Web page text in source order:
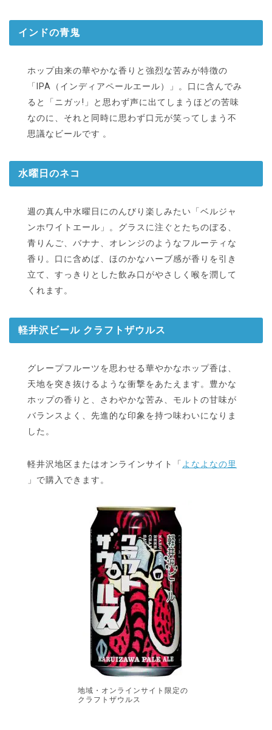
インドの青鬼
ホップ由来の華やかな香りと強烈な苦みが特徴の
「IPA（インディアペールエール）」。口に含んでみ
ると「ニガッ!」と思わず声に出てしまうほどの苦味
なのに、それと同時に思わず口元が笑ってしまう不
思議なビールです 。
水曜日のネコ
週の真ん中水曜日にのんびり楽しみたい「ベルジャ
ンホワイトエール」。グラスに注ぐとたちのぼる、
青りんご、バナナ、オレンジのようなフルーティな
香り。口に含めば、ほのかなハーブ感が香りを引き
立て、すっきりとした飲み口がやさしく喉を潤して
くれます。
軽井沢ビール クラフトザウルス
グレープフルーツを思わせる華やかなホップ香は、
天地を突き抜けるような衝撃をあたえます。豊かな
ホップの香りと、さわやかな苦み、モルトの甘味が
バランスよく、先進的な印象を持つ味わいになりま
した。
軽井沢地区またはオンラインサイト「 よなよなの里
」で購入できます。
地域・オンラインサイト限定の
クラフトザウルス